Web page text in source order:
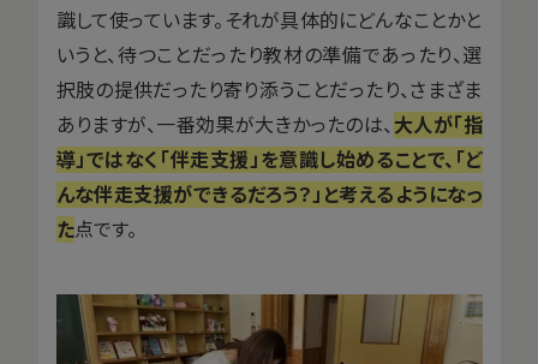
識して使っています。それが具体的にどんなことかと
いうと、待つことだったり教材の準備であったり、選
択肢の提供だったり寄り添うことだったり、さまざま
ありますが、一番効果が大きかったのは、 大人が「指
導」ではなく「伴走支援」を意識し始めることで、「ど
んな伴走支援ができるだろう？」と考えるようになっ
た点です。